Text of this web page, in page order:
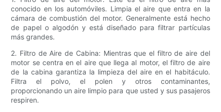
conocido en los automóviles. Limpia el aire que entra en la
cámara de combustión del motor. Generalmente está hecho
de papel o algodón y está diseñado para filtrar partículas
más grandes.
2. Filtro de Aire de Cabina: Mientras que el filtro de aire del
motor se centra en el aire que llega al motor, el filtro de aire
de la cabina garantiza la limpieza del aire en el habitáculo.
Filtra el polvo, el polen y otros contaminantes,
proporcionando un aire limpio para que usted y sus pasajeros
respiren.